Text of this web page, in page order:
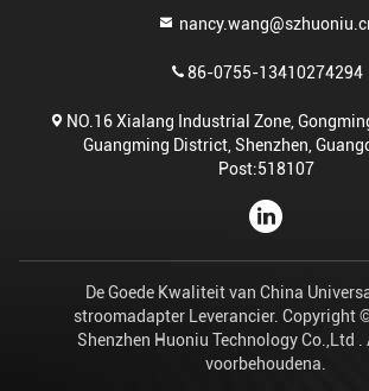
86-0755-13410274294
NO.16 Xialang Industrial Zone,
Guangming District, Shenzhen,
Post:518107
De Goede Kwaliteit van China
stroomadapter Leverancier. Copyright
Shenzhen Huoniu Technology Co.,Ltd .
voorbehoudena.